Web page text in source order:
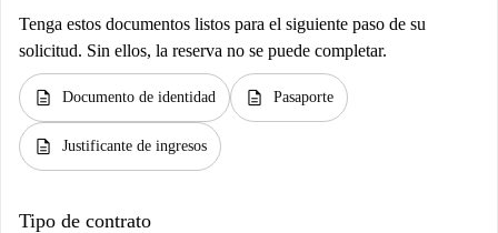
Tenga estos documentos listos para el siguiente paso de su
solicitud. Sin ellos, la reserva no se puede completar.
description Documento de identidad description Pasaporte
description Justificante de ingresos
Tipo de contrato